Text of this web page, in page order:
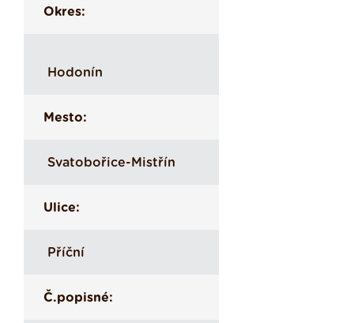
Okres:
Hodonín
Mesto:
Svatobořice-Mistřín
Ulice:
Příční
Č.popisné: